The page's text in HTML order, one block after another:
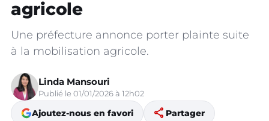
agricole
Une préfecture annonce porter plainte suite
à la mobilisation agricole.
Linda Mansouri
Publié le 01/01/2026 à 12h02
Ajoutez-nous en favori share Partager